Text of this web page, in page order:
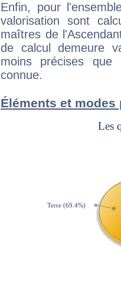
Enfin, pour
valorisation sont
maîtres de
de calcul demeure
moins précises que
connue.
Éléments et modes